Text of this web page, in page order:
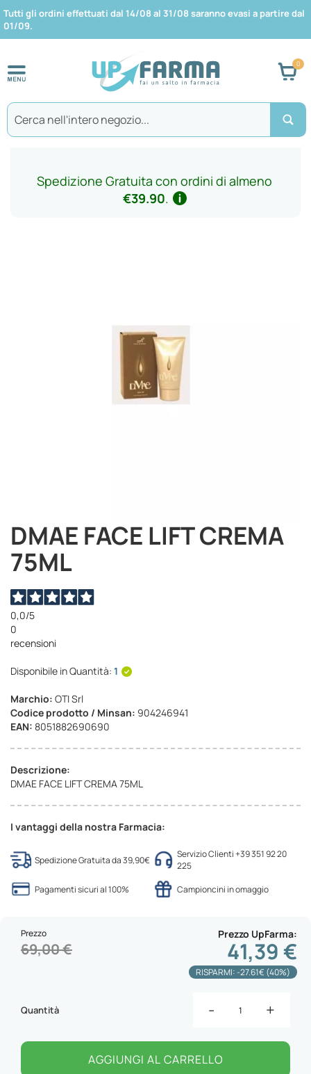
Tutti gli ordini effettuati dal 14/08 al 31/08 saranno evasi a partire dal
01/09.
Spedizione Gratuita con ordini di almeno
€39.90.
DMAE FACE LIFT CREMA
75ML
0,0/5
0
recensioni
Disponibile in Quantità: 1
Marchio: OTI Srl
Codice prodotto / Minsan: 904246941
EAN: 8051882690690
Descrizione:
DMAE FACE LIFT CREMA 75ML
I vantaggi della nostra Farmacia:
Spedizione Gratuita da 39,90€
Servizio Clienti +39 351 92 20
225
Pagamenti sicuri al 100%
Campioncini in omaggio
Prezzo UpFarma
41,39 €
Prezzo
69,00 €
RISPARMI: -27.61€ (40%)
Quantità - +
AGGIUNGI AL CARRELLO
Vai
all'inizio
della
galleria
immagini